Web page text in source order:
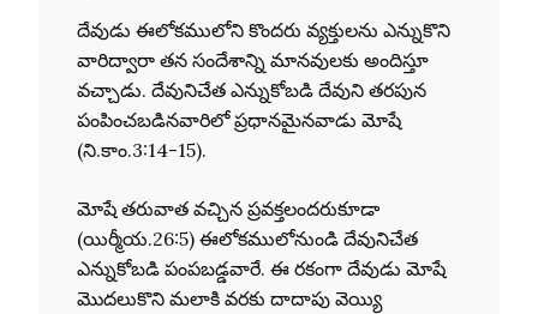
దేవుడు ఈలోకములోని కొందరు వ్యక్తులను ఎన్నుకొని
వారిద్వారా తన సందేశాన్ని మానవులకు అందిస్తూ
వచ్చాడు. దేవునిచేత ఎన్నుకోబడి దేవుని తరపున
పంపించబడినవారిలో ప్రధానమైనవాడు మోషే
(ని.కాం.3:14-15).
మోషే తరువాత వచ్చిన ప్రవక్తలందరుకూడా
(యిర్మీయ.26:5) ఈలోకములోనుండి దేవునిచేత
ఎన్నుకోబడి పంపబడ్డవారే. ఈ రకంగా దేవుడు మోషే
మొదలుకొని మలాకి వరకు దాదాపు వెయ్యి